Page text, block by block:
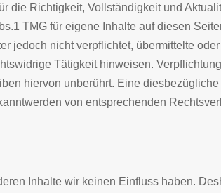
die Richtigkeit, Vollständigkeit und
TMG für eigene Inhalte auf diesen
jedoch nicht verpflichtet, übermittelte
Tätigkeit hinweisen.
hiervon unberührt. Eine
von entsprechenden
Inhalte wir keinen Einfluss haben.